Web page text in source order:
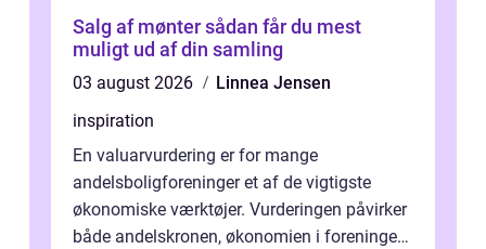
Salg af mønter sådan får du mest
muligt ud af din samling
03 august 2026
Linnea Jensen
inspiration
En valuarvurdering er for mange
andelsboligforeninger et af de vigtigste
økonomiske værktøjer. Vurderingen påvirker
både andelskronen, økonomien i foreningen